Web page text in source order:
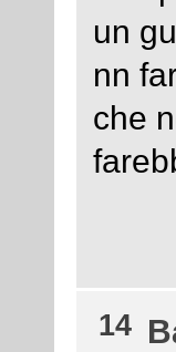
un
nn
che
14